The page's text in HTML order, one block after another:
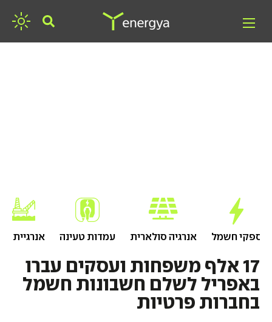
ספקי חשמל אנרגיה סולארית עמדות טעינה אנרגיית גז
17 אלף משפחות ועסקים עברו
באפריל לשלם חשבונות חשמל
בחברות פרטיות